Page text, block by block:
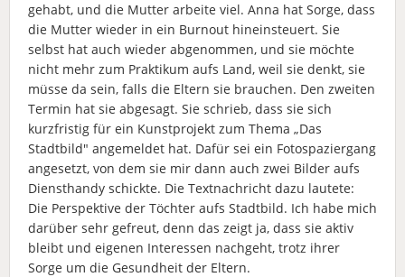
gehabt, und die Mutter arbeite viel. Anna hat Sorge, dass
die Mutter wieder in ein Burnout hineinsteuert. Sie
selbst hat auch wieder abgenommen, und sie möchte
nicht mehr zum Praktikum aufs Land, weil sie denkt, sie
müsse da sein, falls die Eltern sie brauchen. Den zweiten
Termin hat sie abgesagt. Sie schrieb, dass sie sich
kurzfristig für ein Kunstprojekt zum Thema „Das
Stadtbild" angemeldet hat. Dafür sei ein Fotospaziergang
angesetzt, von dem sie mir dann auch zwei Bilder aufs
Diensthandy schickte. Die Textnachricht dazu lautete:
Die Perspektive der Töchter aufs Stadtbild. Ich habe mich
darüber sehr gefreut, denn das zeigt ja, dass sie aktiv
bleibt und eigenen Interessen nachgeht, trotz ihrer
Sorge um die Gesundheit der Eltern.